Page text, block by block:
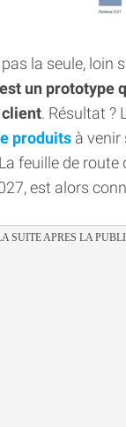
la seule, loin
un prototype
client. Résultat ?
produits à venir
feuille de route
est alors